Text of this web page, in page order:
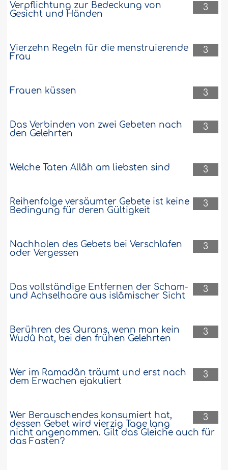
3
Verpflichtung zur Bedeckung von
Gesicht und Händen
3
Vierzehn Regeln für die menstruierende
Frau
3
Frauen küssen
3
Das Verbinden von zwei Gebeten nach
den Gelehrten
3
Welche Taten Allâh am liebsten sind
3
Reihenfolge versäumter Gebete ist keine
Bedingung für deren Gültigkeit
3
Nachholen des Gebets bei Verschlafen
oder Vergessen
3
Das vollständige Entfernen der Scham-
und Achselhaare aus islâmischer Sicht
3
Berühren des Qurans, wenn man kein
Wudû hat, bei den frühen Gelehrten
3
Wer im Ramadân träumt und erst nach
dem Erwachen ejakuliert
3
Wer Berauschendes konsumiert hat,
dessen Gebet wird vierzig Tage lang
nicht angenommen. Gilt das Gleiche auch für
das Fasten?